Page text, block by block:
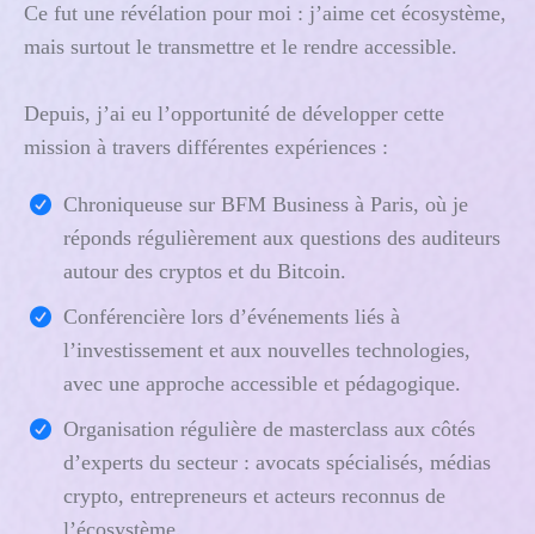
Ce fut une révélation pour moi : j’aime cet écosystème,
mais surtout le transmettre et le rendre accessible.
Depuis, j’ai eu l’opportunité de développer cette
mission à travers différentes expériences :
Chroniqueuse sur BFM Business à Paris, où je
réponds régulièrement aux questions des auditeurs
autour des cryptos et du Bitcoin.
Conférencière lors d’événements liés à
l’investissement et aux nouvelles technologies,
avec une approche accessible et pédagogique.
Organisation régulière de masterclass aux côtés
d’experts du secteur : avocats spécialisés, médias
crypto, entrepreneurs et acteurs reconnus de